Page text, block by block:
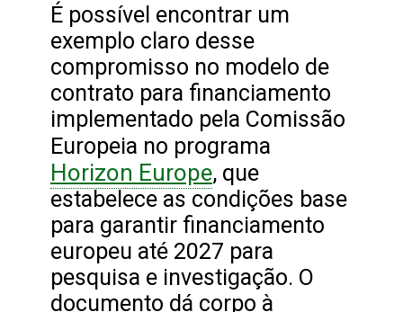
É possível encontrar um
exemplo claro desse
compromisso no modelo de
contrato para financiamento
implementado pela Comissão
Europeia no programa
Horizon Europe, que
estabelece as condições base
para garantir financiamento
europeu até 2027 para
pesquisa e investigação. O
documento dá corpo à